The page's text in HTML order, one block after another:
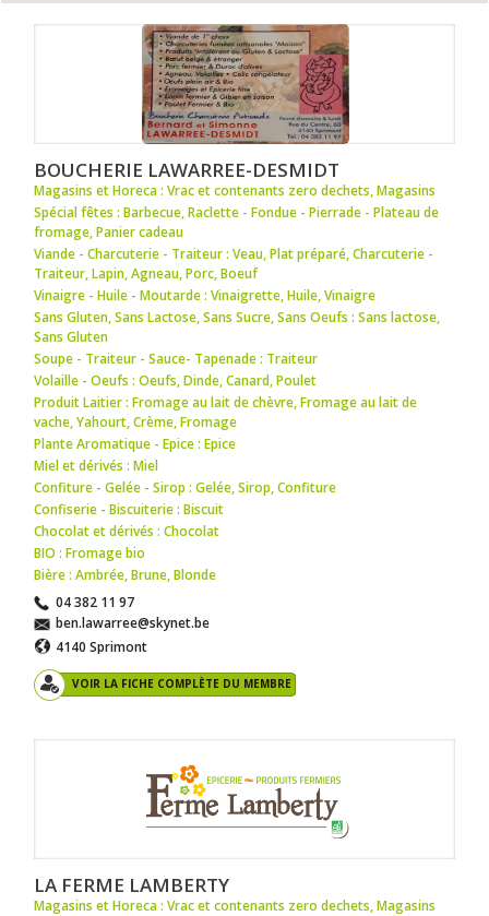
BOUCHERIE LAWARREE-DESMIDT
Magasins et Horeca : Vrac et contenants zero dechets,Magasins
Spécial fêtes : Barbecue,Raclette - Fondue - Pierrade - Plateau de
fromage,Panier cadeau
Viande - Charcuterie - Traiteur : Veau,Plat préparé,Charcuterie -
Traiteur,Lapin,Agneau,Porc,Boeuf
Vinaigre - Huile - Moutarde : Vinaigrette,Huile,Vinaigre
Sans Gluten, Sans Lactose, Sans Sucre, Sans Oeufs : Sans lactose,
Sans Gluten
Soupe - Traiteur - Sauce- Tapenade : Traiteur
Volaille - Oeufs : Oeufs,Dinde,Canard,Poulet
Produit Laitier : Fromage au lait de chèvre,Fromage au lait de
vache,Yahourt,Crème,Fromage
Plante Aromatique - Epice : Epice
Miel et dérivés : Miel
Confiture - Gelée - Sirop : Gelée,Sirop,Confiture
Confiserie - Biscuiterie : Biscuit
Chocolat et dérivés : Chocolat
BIO : Fromage bio
Bière : Ambrée,Brune,Blonde
04 382 11 97
ben.lawarree@skynet.be
4140 Sprimont
VOIR LA FICHE COMPLÈTE DU MEMBRE
LA FERME LAMBERTY
Magasins et Horeca : Vrac et contenants zero dechets,Magasins